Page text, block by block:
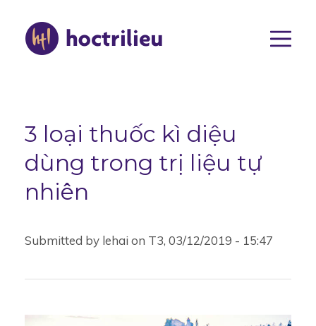
3 loại thuốc kì diệu
dùng trong trị liệu tự
nhiên
Submitted by lehai on T3, 03/12/2019 - 15:47